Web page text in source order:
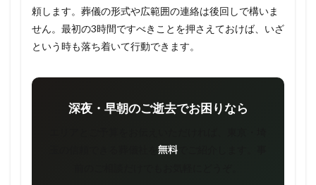
頼します。葬儀の形式や広範囲の連絡は後回しで構いま
せん。最初の3時間ですべきことを押さえておけば、いざ
という時も落ち着いて行動できます。
深夜・早朝のご逝去でお困りなら
無料